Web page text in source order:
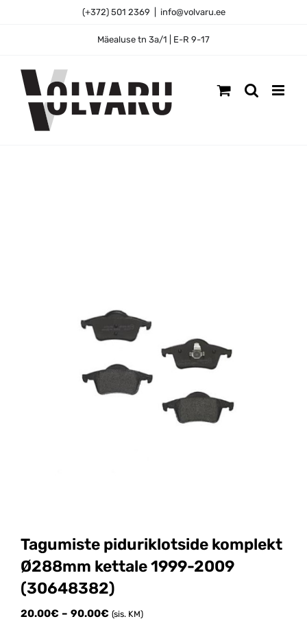
(+372) 501 2369 info@volvaru.ee
Mäealuse tn 3a/1 | E-R 9-17
Tagumiste piduriklotside komplekt
Ø288mm kettale 1999-2009
(30648382)
20.00€ – 90.00€ Price
(sis. KM)